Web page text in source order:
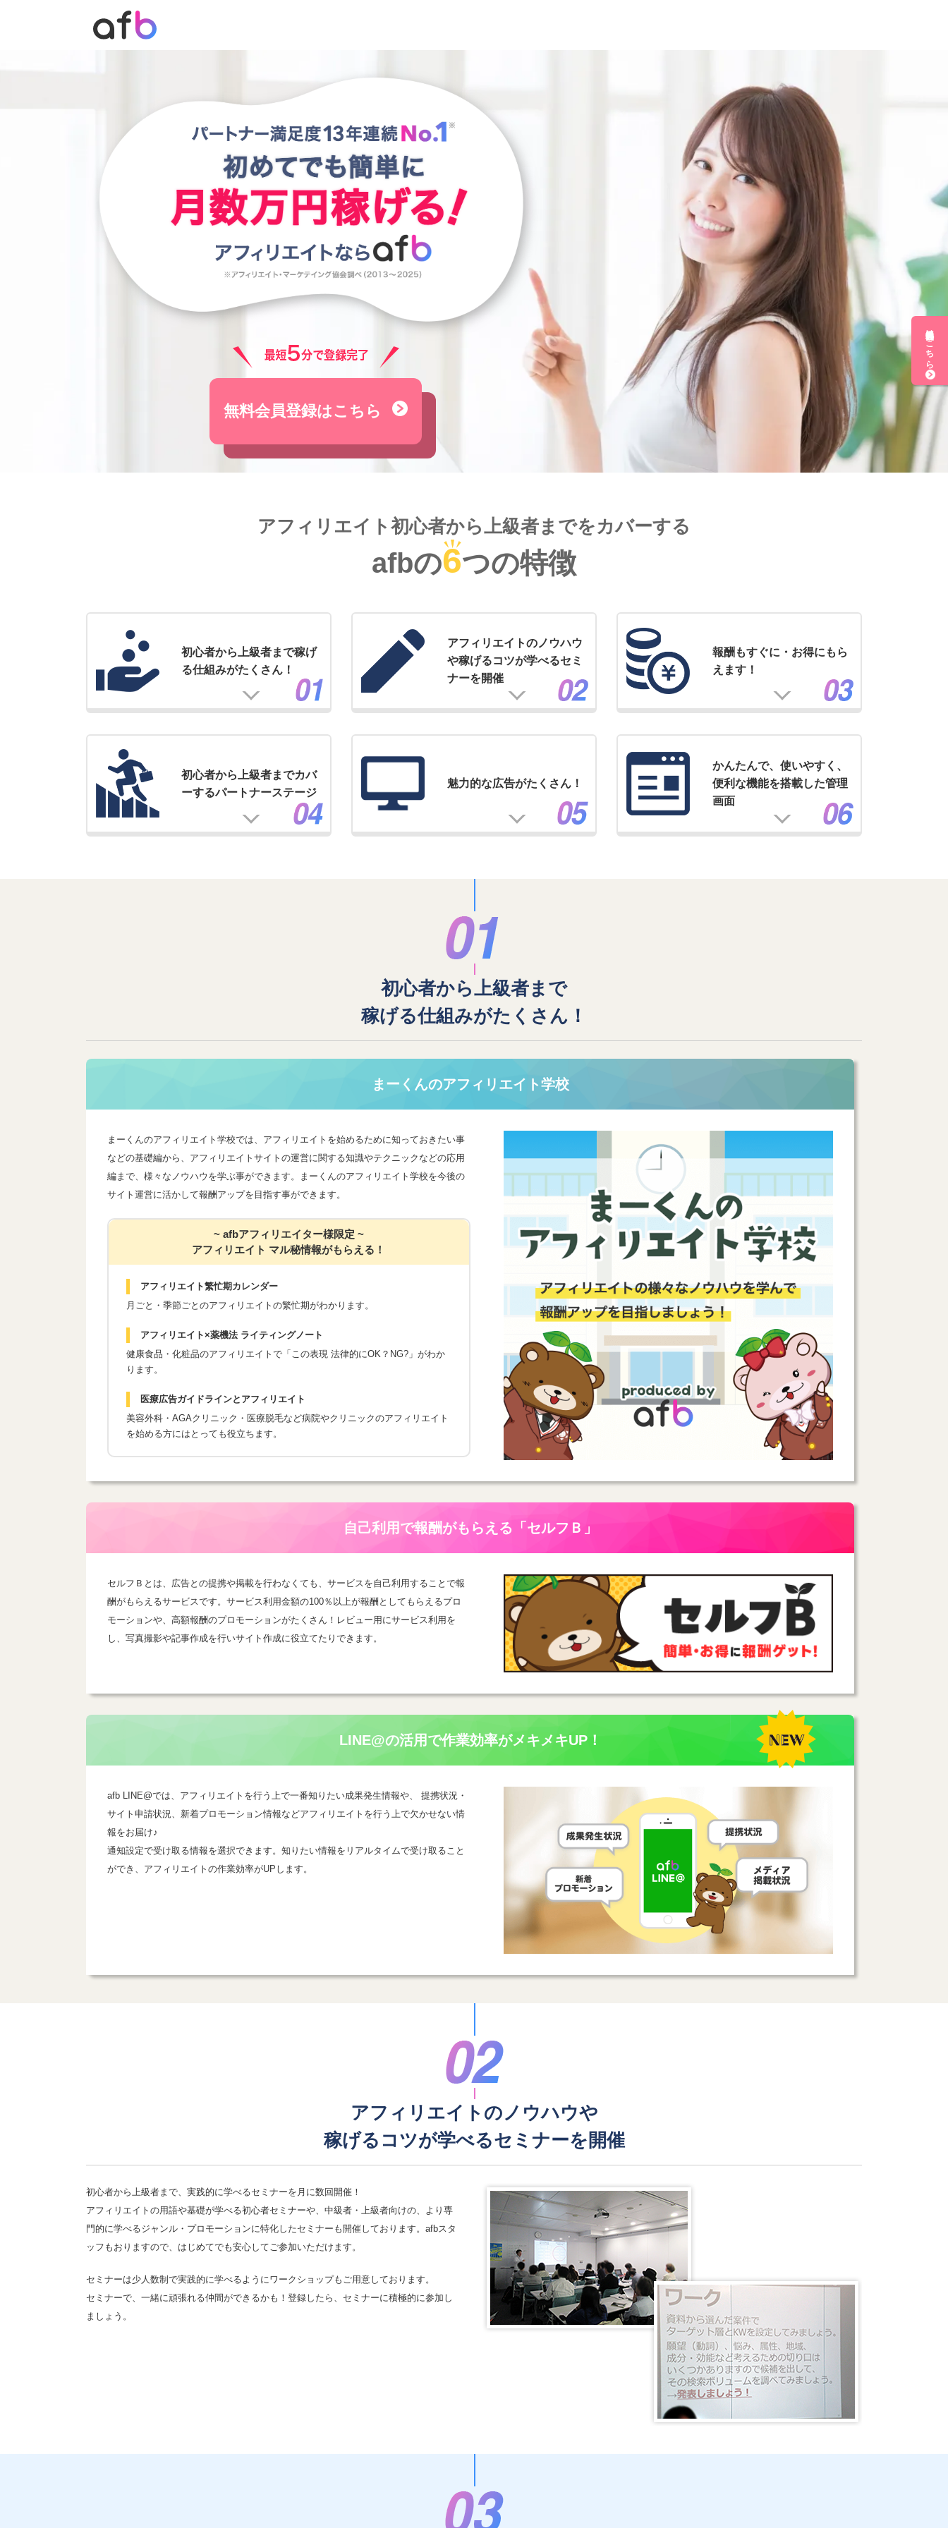
無料会員登録はこちら
無料会員登録はこちら
アフィリエイト初心者から上級者までをカバーする
afbの6つの特徴
初心者から上級者まで稼げ
る仕組みがたくさん！
アフィリエイトのノウハウ
や稼げるコツが学べるセミ
ナーを開催
報酬もすぐに・お得にもら
えます！
初心者から上級者までカバ
ーするパートナーステージ
魅力的な広告がたくさん！
かんたんで、使いやすく、
便利な機能を搭載した管理
画面
初心者から上級者まで
稼げる仕組みがたくさん！
まーくんのアフィリエイト学校
まーくんのアフィリエイト学校では、アフィリエイトを始めるために知っておきたい事
などの基礎編から、アフィリエイトサイトの運営に関する知識やテクニックなどの応用
編まで、様々なノウハウを学ぶ事ができます。まーくんのアフィリエイト学校を今後の
サイト運営に活かして報酬アップを目指す事ができます。
~ afbアフィリエイター様限定 ~
アフィリエイト マル秘情報がもらえる！
アフィリエイト繁忙期カレンダー
月ごと・季節ごとのアフィリエイトの繁忙期がわかります。
アフィリエイト×薬機法 ライティングノート
健康食品・化粧品のアフィリエイトで「この表現 法律的にOK？NG?」がわか
ります。
医療広告ガイドラインとアフィリエイト
美容外科・AGAクリニック・医療脱毛など病院やクリニックのアフィリエイト
を始める方にはとっても役立ちます。
自己利用で報酬がもらえる 「セルフＢ」
セルフＢとは、広告との提携や掲載を行わなくても、サービスを自己利用することで報
酬がもらえるサービスです。サービス利用金額の100％以上が報酬としてもらえるプロ
モーションや、高額報酬のプロモーションがたくさん！レビュー用にサービス利用を
し、写真撮影や記事作成を行いサイト作成に役立てたりできます。
LINE@の活用で作業効率がメキメキUP！
afb LINE@では、アフィリエイトを行う上で一番知りたい成果発生情報や、 提携状況・
サイト申請状況、新着プロモーション情報などアフィリエイトを行う上で欠かせない情
報をお届け♪
通知設定で受け取る情報を選択できます。知りたい情報をリアルタイムで受け取ること
ができ、アフィリエイトの作業効率がUPします。
アフィリエイトのノウハウや
稼げるコツが学べるセミナーを開催
初心者から上級者まで、実践的に学べるセミナーを月に数回開催！
アフィリエイトの用語や基礎が学べる初心者セミナーや、中級者・上級者向けの、より専
門的に学べるジャンル・プロモーションに特化したセミナーも開催しております。afbスタ
ッフもおりますので、はじめてでも安心してご参加いただけます。
セミナーは少人数制で実践的に学べるようにワークショップもご用意しております。
セミナーで、一緒に頑張れる仲間ができるかも！登録したら、セミナーに積極的に参加し
ましょう。